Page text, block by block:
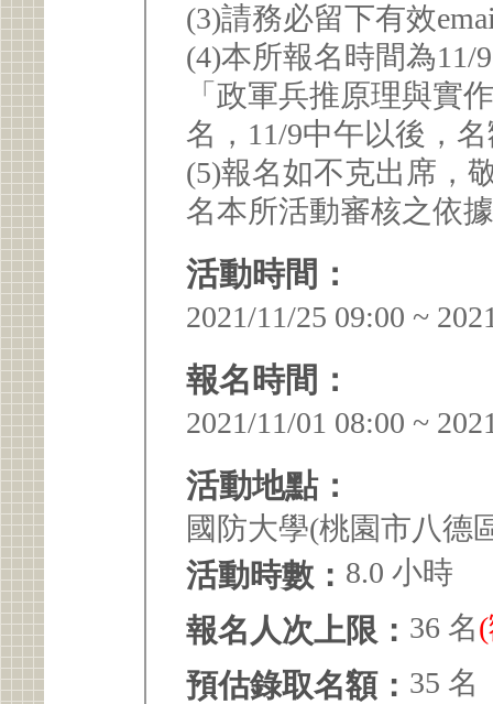
(3)請務必留下有效
(4)本所報名時間為11/
「政軍兵推原理與實
名，11/9中午以後，
(5)報名如不克出席，
名本所活動審核之依
活動時間：
2021/11/25 09:00 ~
報名時間：
2021/11/01 08:00 ~
活動地點：
國防大學(桃園市八德
活動時數： 8.0 小時
報名人次上限： 36 名
預估錄取名額： 35 名